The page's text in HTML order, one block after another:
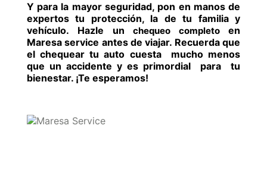
Y para la mayor seguridad, pon en manos de
expertos tu protección, la de tu familia y
vehículo. Hazle unchequeo completoen
Maresa service antes de viajar. Recuerda que
el chequear tu auto cuesta mucho menos
que un accidente y es primordial para tu
bienestar. ¡Te esperamos!